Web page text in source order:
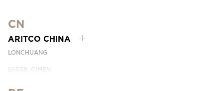
CN
ARITCO CHINA
LONCHUANG
LG059, CIMEN
SHANGHAI, CHINA